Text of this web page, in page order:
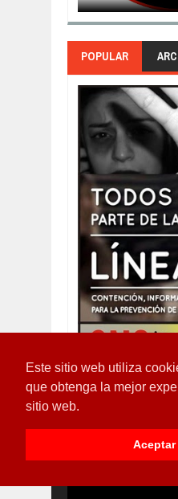
Este sitio web utiliza
que obtenga la mejor
sitio web.
Aceptar
POPULAR